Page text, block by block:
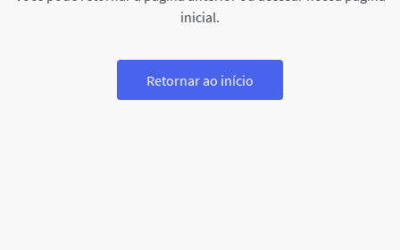
inicial.
Retornar ao início